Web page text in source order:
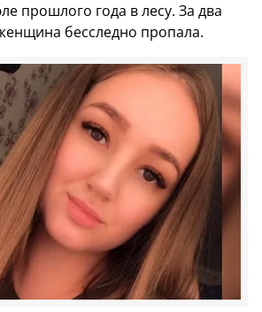
прошлого года в лесу. За два
бесследно пропала.